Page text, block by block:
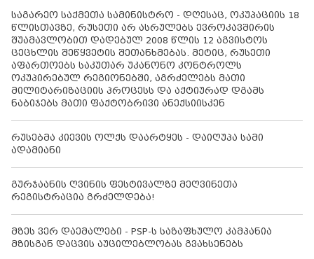
საგარეო საქმეთა სამინისტრო - დღესაც, ოკუპაციის 18
წლისთავზე, რუსეთი არ ასრულებს ევროკავშირის
შუამავლობით დადებულ 2008 წლის 12 აგვისტოს
ცეცხლის შეწყვეტის შეთანხმებას. მეტიც, რუსეთი
აფართოებს საკუთარ უკანონო კონტროლს
ოკუპირებულ რეგიონებში, აგრძელებს მათი
მილიტარიზაციის პროცესს და აქტიურად დგამს
ნაბიჯებს მათი ფაქტობრივი ანექსიისკენ
რუსებმა კიევის ოლქს დაარტყეს - დაიღუპა სამი
ადამიანი
გურჯაანის ღვინის ფესტივალზე მეღვინეთა
რეგისტრაცია გრძელდება!
მზეს ვერ დაემალები - PSP-ს საზაფხულო კამპანია
მზისგან დაცვის აუცილებლობას გვახსენებს